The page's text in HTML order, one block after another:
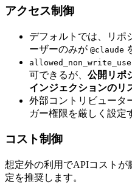
アクセス制御
デフォルトでは、リポ
ーザーのみが @claude
可できるが、 公開リポ
インジェクションのリ
外部コントリビュータ
ガー権限を厳しく設定
コスト制御
想定外の利用でAPIコストが
定を推奨します。